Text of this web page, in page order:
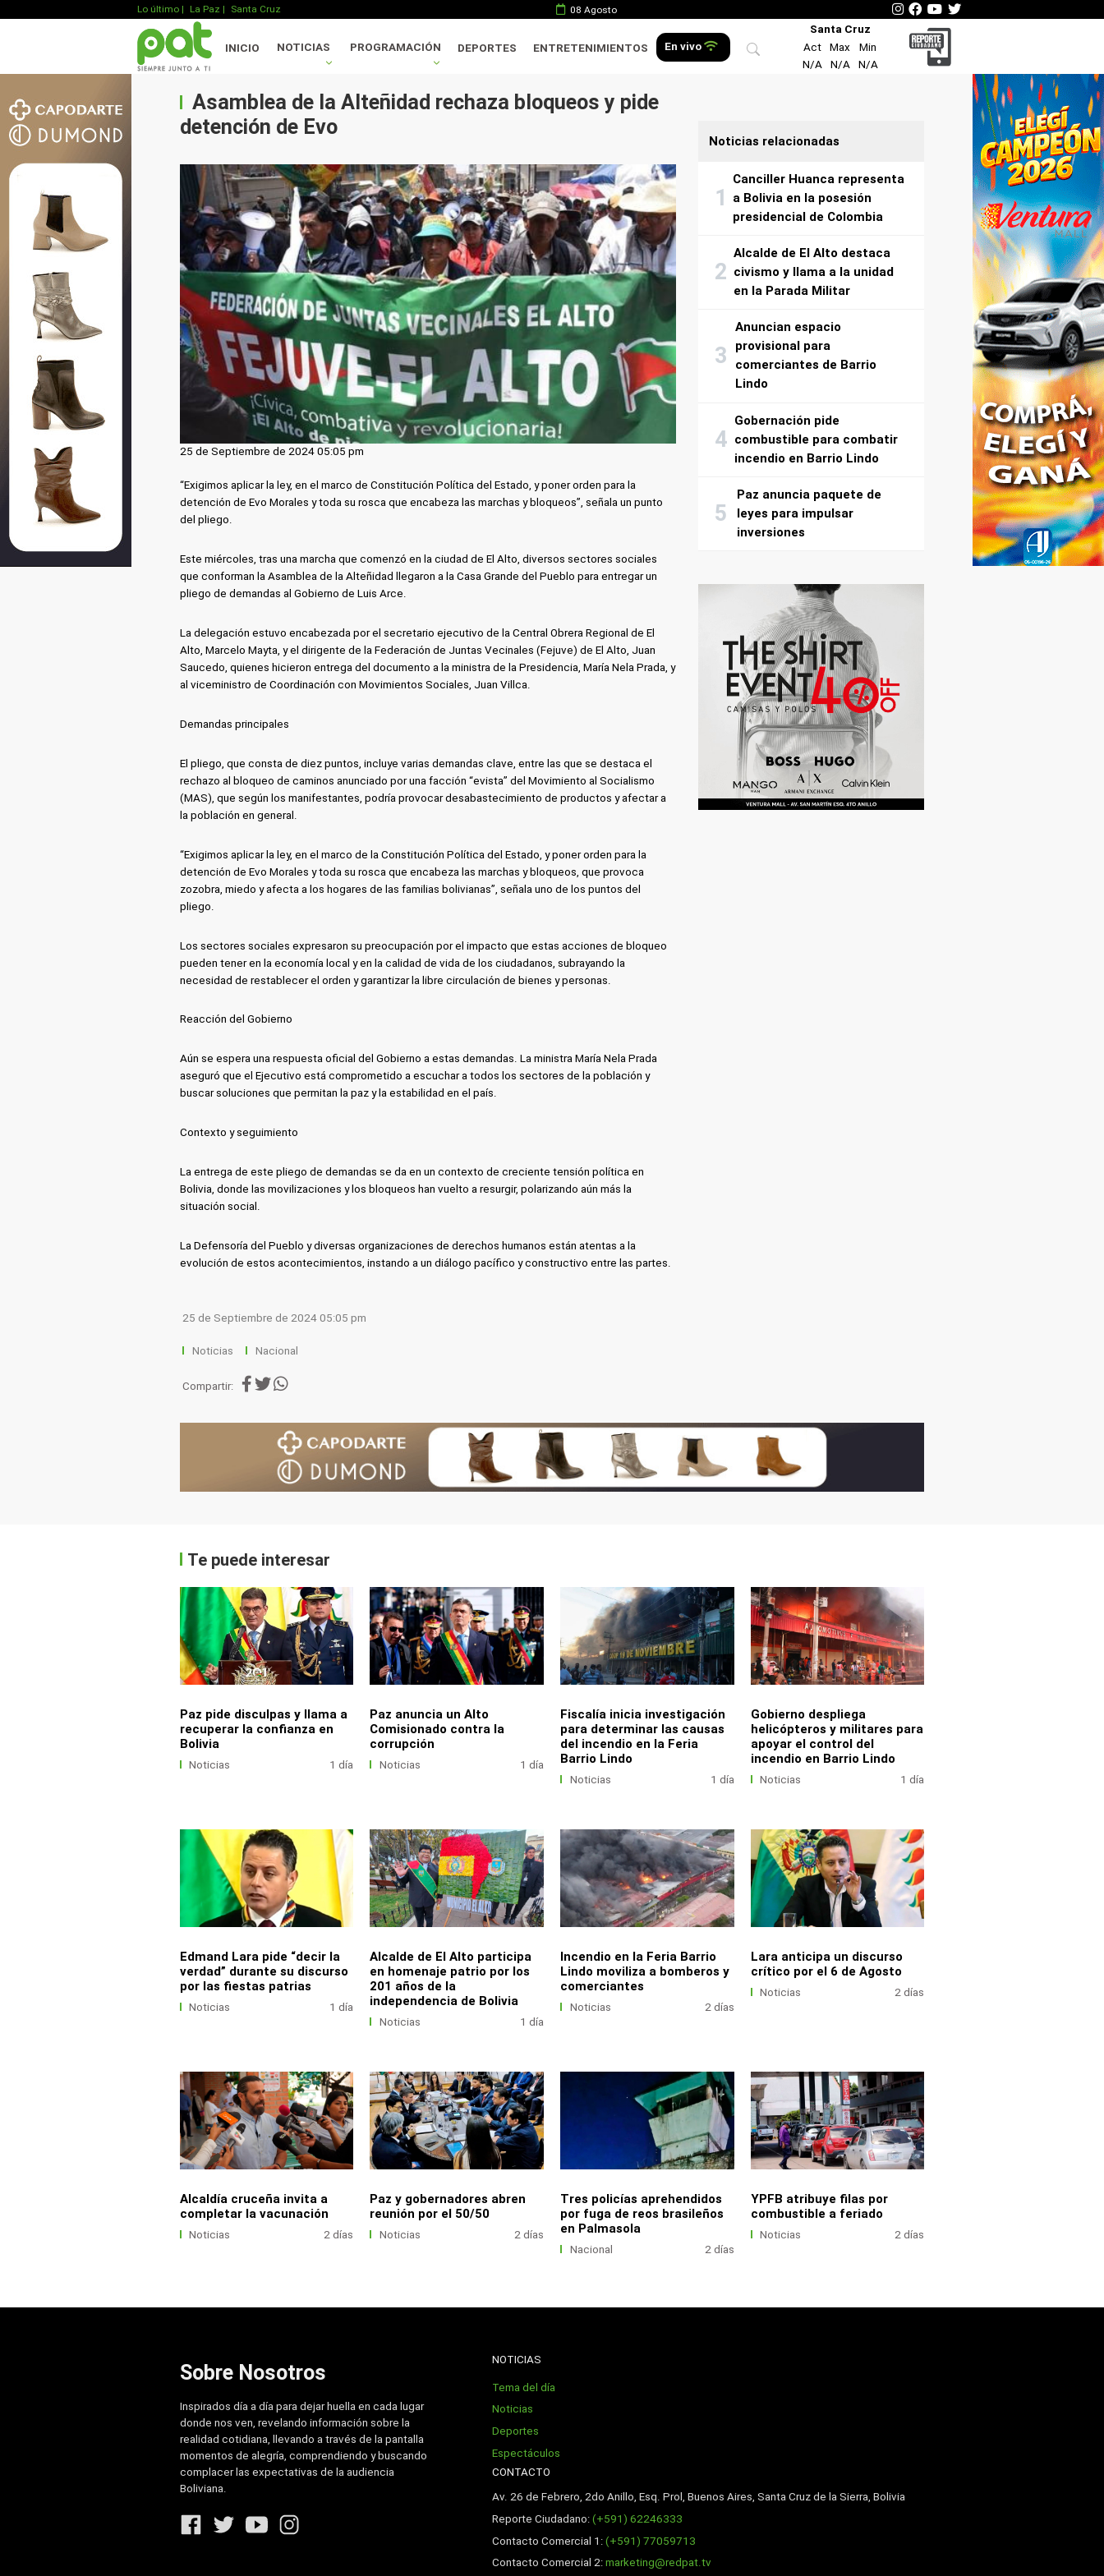
Lo último | La Paz | Santa Cruz 08 Agosto
INICIO NOTICIAS PROGRAMACIÓN DEPORTES ENTRETENIMIENTOS En vivo
Santa Cruz
Act
Max
Min
N/A
N/A N/A
Asamblea de la Alteñidad rechaza bloqueos y pide
detención de Evo
25 de Septiembre de 2024 05:05 pm
“Exigimos aplicar la ley, en el marco de Constitución Política del Estado, y poner orden para la
detención de Evo Morales y toda su rosca que encabeza las marchas y bloqueos”, señala un punto
del pliego.
Este miércoles, tras una marcha que comenzó en la ciudad de El Alto, diversos sectores sociales
que conforman la Asamblea de la Alteñidad llegaron a la Casa Grande del Pueblo para entregar un
pliego de demandas al Gobierno de Luis Arce.
La delegación estuvo encabezada por el secretario ejecutivo de la Central Obrera Regional de El
Alto, Marcelo Mayta, y el dirigente de la Federación de Juntas Vecinales (Fejuve) de El Alto, Juan
Saucedo, quienes hicieron entrega del documento a la ministra de la Presidencia, María Nela Prada, y
al viceministro de Coordinación con Movimientos Sociales, Juan Villca.
Demandas principales
El pliego, que consta de diez puntos, incluye varias demandas clave, entre las que se destaca el
rechazo al bloqueo de caminos anunciado por una facción “evista” del Movimiento al Socialismo
(MAS), que según los manifestantes, podría provocar desabastecimiento de productos y afectar a
la población en general.
“Exigimos aplicar la ley, en el marco de la Constitución Política del Estado, y poner orden para la
detención de Evo Morales y toda su rosca que encabeza las marchas y bloqueos, que provoca
zozobra, miedo y afecta a los hogares de las familias bolivianas”, señala uno de los puntos del
pliego.
Los sectores sociales expresaron su preocupación por el impacto que estas acciones de bloqueo
pueden tener en la economía local y en la calidad de vida de los ciudadanos, subrayando la
necesidad de restablecer el orden y garantizar la libre circulación de bienes y personas.
Reacción del Gobierno
Aún se espera una respuesta oficial del Gobierno a estas demandas. La ministra María Nela Prada
aseguró que el Ejecutivo está comprometido a escuchar a todos los sectores de la población y
buscar soluciones que permitan la paz y la estabilidad en el país.
Contexto y seguimiento
La entrega de este pliego de demandas se da en un contexto de creciente tensión política en
Bolivia, donde las movilizaciones y los bloqueos han vuelto a resurgir, polarizando aún más la
situación social.
La Defensoría del Pueblo y diversas organizaciones de derechos humanos están atentas a la
evolución de estos acontecimientos, instando a un diálogo pacífico y constructivo entre las partes.
25 de Septiembre de 2024 05:05 pm
Noticias Nacional
Compartir:
Noticias relacionadas
Canciller Huanca representa
a Bolivia en la posesión
presidencial de Colombia
Alcalde de El Alto destaca
civismo y llama a la unidad
en la Parada Militar
Anuncian espacio
provisional para
comerciantes de Barrio
Lindo
Gobernación pide
combustible para combatir
incendio en Barrio Lindo
Paz anuncia paquete de
leyes para impulsar
inversiones
Te puede interesar
Paz pide disculpas y llama a
recuperar la confianza en
Bolivia
Noticias 1 día
Paz anuncia un Alto
Comisionado contra la
corrupción
Noticias 1 día
Fiscalía inicia investigación
para determinar las causas
del incendio en la Feria
Barrio Lindo
Noticias 1 día
Gobierno despliega
helicópteros y militares para
apoyar el control del
incendio en Barrio Lindo
Noticias 1 día
Edmand Lara pide “decir la
verdad” durante su discurso
por las fiestas patrias
Noticias 1 día
Alcalde de El Alto participa
en homenaje patrio por los
201 años de la
independencia de Bolivia
Noticias 1 día
Incendio en la Feria Barrio
Lindo moviliza a bomberos y
comerciantes
Noticias 2 días
Lara anticipa un discurso
crítico por el 6 de Agosto
Noticias 2 días
Alcaldía cruceña invita a
completar la vacunación
Noticias 2 días
Paz y gobernadores abren
reunión por el 50/50
Noticias 2 días
Tres policías aprehendidos
por fuga de reos brasileños
en Palmasola
Nacional 2 días
YPFB atribuye filas por
combustible a feriado
Noticias 2 días
Sobre Nosotros
Inspirados día a día para dejar huella en cada lugar
donde nos ven, revelando información sobre la
realidad cotidiana, llevando a través de la pantalla
momentos de alegría, comprendiendo y buscando
complacer las expectativas de la audiencia
Boliviana.
NOTICIAS
Tema del día
Noticias
Deportes
Espectáculos
CONTACTO
Av. 26 de Febrero, 2do Anillo, Esq. Prol, Buenos Aires, Santa Cruz de la Sierra, Bolivia
Reporte Ciudadano:(+591) 62246333
Contacto Comercial 1:(+591) 77059713
Contacto Comercial 2:marketing@redpat.tv